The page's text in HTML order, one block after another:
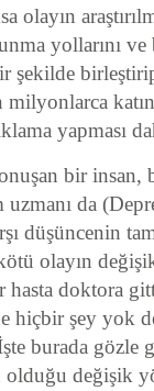
olayın
yollarını
şekilde
yapması
bir insan,
uzmanı da
düşüncenin
olayın
doktora
hiçbir şey yok
burada gözle
olduğu değişik